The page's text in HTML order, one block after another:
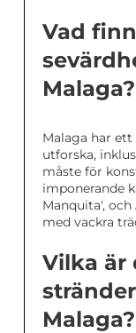
Vad
Malaga?
Malaga har
utforska,
måste för
imponerande
Manquita', och
med vackra
Vilka är
Malaga?